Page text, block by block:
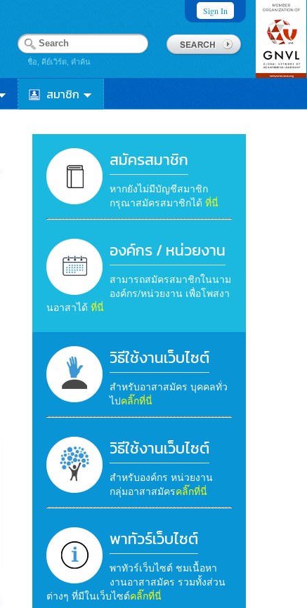
Sign In
ชื่อ, คีย์เวิร์ด, คำค้น
สมาชิก
สมัครสมาชิก
หากยังไม่มีบัญชีสมาชิก
กรุณาสมัครสมาชิกได้ ที่นี่
องค์กร / หน่วยงาน
สามารถสมัครสมาชิกในนาม
องค์กร/หน่วยงาน เพื่อโพสงา
นอาสาได้ ที่นี่
วิธีใช้งานเว็บไซต์
สำหรับอาสาสมัคร บุคคลทั่ว
ไปคลิ๊กที่นี่
วิธีใช้งานเว็บไซต์
สำหรับองค์กร หน่วยงาน
กลุ่มอาสาสมัครคลิ๊กที่นี่
พาทัวร์เว็บไซต์
พาทัวร์เว็บไซต์ ชมเนื้อหา
งานอาสาสมัคร รวมทั้งส่วน
ต่างๆ ที่มีในเว็บไซต์คลิ๊กที่นี่